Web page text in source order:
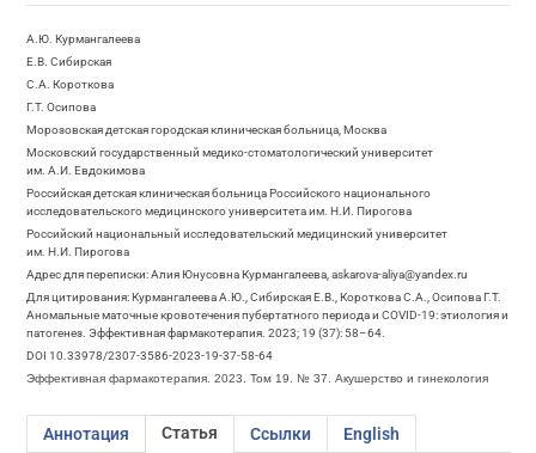
А.Ю. Курмангалеева
Е.В. Сибирская
С.А. Короткова
Г.Т. Осипова
Морозовская детская городская клиническая больница, Москва
Московский государственный медико-стоматологический университет
им. А.И. Евдокимова
Российская детская клиническая больница Российского национального
исследовательского медицинского университета им. Н.И. Пирогова
Российский национальный исследовательский медицинский университет
им. Н.И. Пирогова
Адрес для переписки: Алия Юнусовна Курмангалеева, askarova-aliya@yandex.ru
Для цитирования: Курмангалеева А.Ю., Сибирская Е.В., Короткова С.А., Осипова Г.Т.
Аномальные маточные кровотечения пубертатного периода и COVID-19: этиология и
патогенез. Эффективная фармакотерапия. 2023; 19 (37): 58–64.
DOI 10.33978/2307-3586-2023-19-37-58-64
Эффективная фармакотерапия. 2023. Том 19. № 37. Акушерство и гинекология
Аннотация Статья Ссылки English